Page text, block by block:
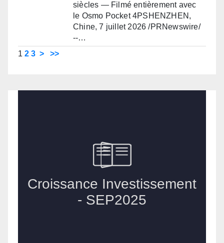
siècles — Filmé entièrement avec
le Osmo Pocket 4PSHENZHEN,
Chine, 7 juillet 2026 /PRNewswire/
--…
1 2 3 > >>